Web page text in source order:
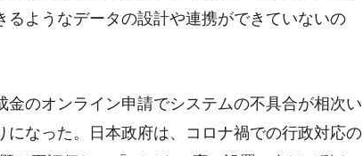
ようなデータの設計や連携ができていないの
のオンライン申請でシステムの不具合が相次い
なった。日本政府は、コロナ禍での行政対応の